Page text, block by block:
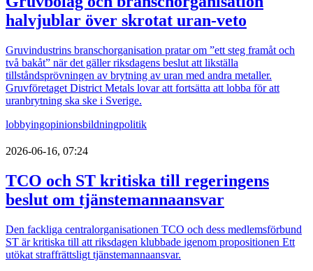
halvjublar över skrotat uran-veto
Gruvindustrins branschorganisation pratar om ”ett steg framåt och
två bakåt” när det gäller riksdagens beslut att likställa
tillståndsprövningen av brytning av uran med andra metaller.
Gruvföretaget District Metals lovar att fortsätta att lobba för att
uranbrytning ska ske i Sverige.
lobbyingopinionsbildningpolitik
2026-06-16, 07:24
TCO och ST kritiska till regeringens
beslut om tjänstemannaansvar
Den fackliga centralorganisationen TCO och dess medlemsförbund
ST är kritiska till att riksdagen klubbade igenom propositionen Ett
utökat straffrättsligt tjänstemannaansvar.